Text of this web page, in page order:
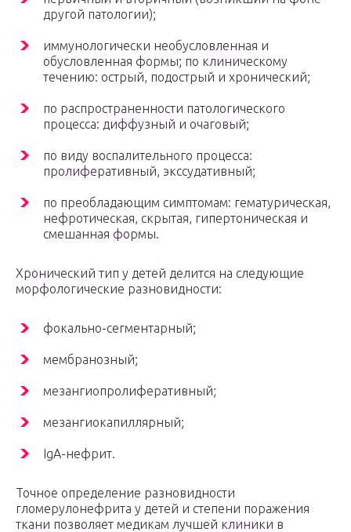
другой патологии);
иммунологически необусловленная и
обусловленная формы; по клиническому
течению: острый, подострый и хронический;
по распространенности патологического
процесса: диффузный и очаговый;
по виду воспалительного процесса:
пролиферативный, экссудативный;
по преобладающим симптомам: гематурическая,
нефротическая, скрытая, гипертоническая и
смешанная формы.
Хронический тип у детей делится на следующие
морфологические разновидности:
фокально-сегментарный;
мембранозный;
мезангиопролиферативный;
мезангиокапиллярный;
IgA-нефрит.
Точное определение разновидности
гломерулонефрита у детей и степени поражения
ткани позволяет медикам лучшей клиники в